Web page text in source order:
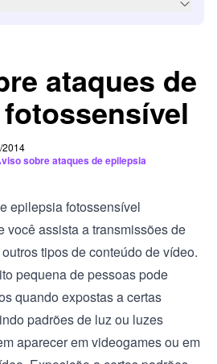
ataques de
2014
sobre ataques de epilepsia
epilepsia fotossensível
você assista a transmissões de
tipos de conteúdo de vídeo.
pequena de pessoas pode
quando expostas a certas
padrões de luz ou luzes
aparecer em videogames ou em